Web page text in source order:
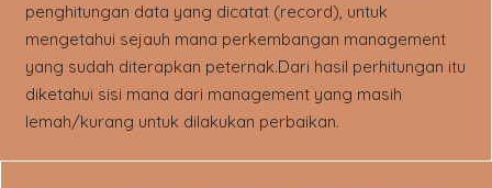
penghitungan data yang dicatat (record), untuk
mengetahui sejauh mana perkembangan management
yang sudah diterapkan peternak.Dari hasil perhitungan itu
diketahui sisi mana dari management yang masih
lemah/kurang untuk dilakukan perbaikan.